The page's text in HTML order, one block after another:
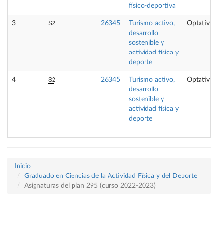
físico-deportiva
3 S2 26345
Turismo activo,
desarrollo
sostenible y
actividad física y
deporte
Optativa
4 S2 26345
Turismo activo,
desarrollo
sostenible y
actividad física y
deporte
Optativa
Inicio
Graduado en Ciencias de la Actividad Física y del Deporte
Asignaturas del plan 295 (curso 2022-2023)